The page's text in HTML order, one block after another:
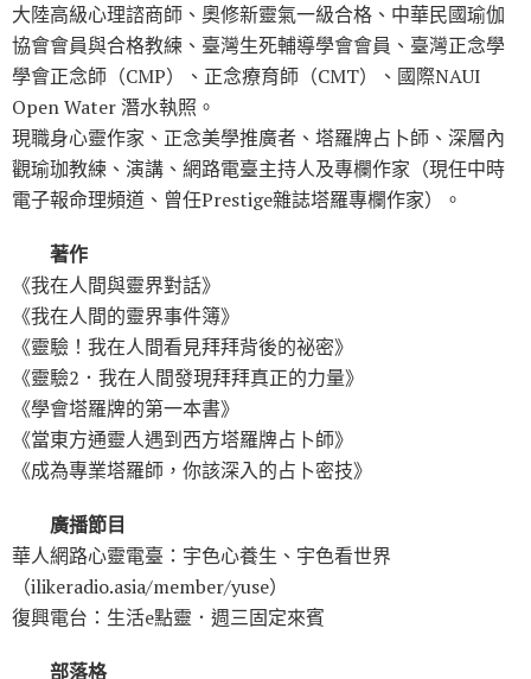
大陸高級心理諮商師、奧修新靈氣一級合格、中華民國瑜伽
協會會員與合格教練、臺灣生死輔導學會會員、臺灣正念學
學會正念師（CMP）、正念療育師（CMT）、國際NAUI
Open Water 潛水執照。
現職身心靈作家、正念美學推廣者、塔羅牌占卜師、深層內
觀瑜珈教練、演講、網路電臺主持人及專欄作家（現任中時
電子報命理頻道、曾任Prestige雜誌塔羅專欄作家）。
著作
《我在人間與靈界對話》
《我在人間的靈界事件簿》
《靈驗！我在人間看見拜拜背後的祕密》
《靈驗2．我在人間發現拜拜真正的力量》
《學會塔羅牌的第一本書》
《當東方通靈人遇到西方塔羅牌占卜師》
《成為專業塔羅師，你該深入的占卜密技》
廣播節目
華人網路心靈電臺：宇色心養生、宇色看世界
（ilikeradio.asia/member/yuse）
復興電台：生活e點靈．週三固定來賓
部落格